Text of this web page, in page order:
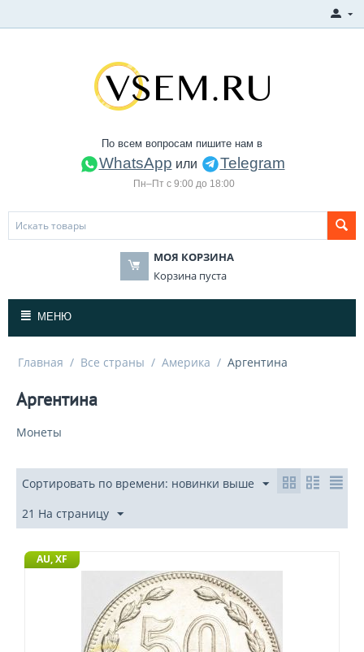
По всем вопросам пишите нам в
WhatsApp или Telegram
Пн–Пт с 9:00 до 18:00
МОЯ КОРЗИНА
Корзина пуста
МЕНЮ
Главная / Все страны / Америка / Аргентина
Аргентина
Монеты
Сортировать по времени: новинки выше
21 На страницу
AU, XF